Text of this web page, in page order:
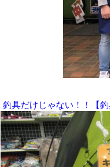
釣具だけじゃない！！【